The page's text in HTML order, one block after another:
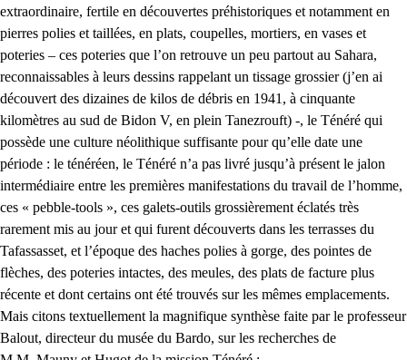
extraordinaire, fertile en découvertes préhistoriques et notamment en
pierres polies et taillées, en plats, coupelles, mortiers, en vases et
poteries – ces poteries que l’on retrouve un peu partout au Sahara,
reconnaissables à leurs dessins rappelant un tissage grossier (j’en ai
découvert des dizaines de kilos de débris en 1941, à cinquante
kilomètres au sud de Bidon V, en plein Tanezrouft) -, le Ténéré qui
possède une culture néolithique suffisante pour qu’elle date une
période : le ténéréen, le Ténéré n’a pas livré jusqu’à présent le jalon
intermédiaire entre les premières manifestations du travail de l’homme,
ces « pebble-tools », ces galets-outils grossièrement éclatés très
rarement mis au jour et qui furent découverts dans les terrasses du
Tafassasset, et l’époque des haches polies à gorge, des pointes de
flèches, des poteries intactes, des meules, des plats de facture plus
récente et dont certains ont été trouvés sur les mêmes emplacements.
Mais citons textuellement la magnifique synthèse faite par le professeur
Balout, directeur du musée du Bardo, sur les recherches de